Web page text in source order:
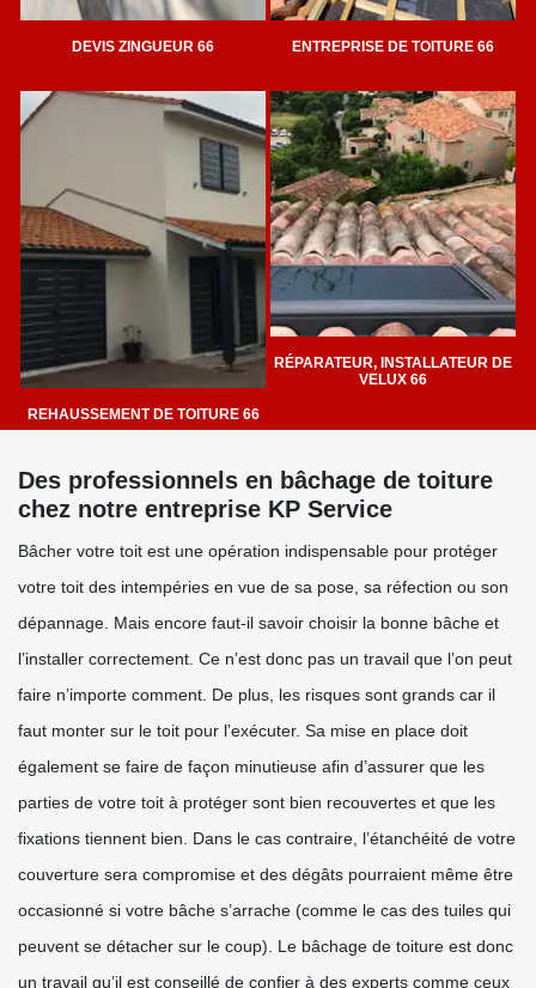
DEVIS ZINGUEUR 66 ENTREPRISE DE TOITURE 66
REHAUSSEMENT DE TOITURE 66
RÉPARATEUR, INSTALLATEUR DE
VELUX 66
Des professionnels en bâchage de toiture
chez notre entreprise KP Service
Bâcher votre toit est une opération indispensable pour protéger
votre toit des intempéries en vue de sa pose, sa réfection ou son
dépannage. Mais encore faut-il savoir choisir la bonne bâche et
l’installer correctement. Ce n’est donc pas un travail que l’on peut
faire n’importe comment. De plus, les risques sont grands car il
faut monter sur le toit pour l’exécuter. Sa mise en place doit
également se faire de façon minutieuse afin d’assurer que les
parties de votre toit à protéger sont bien recouvertes et que les
fixations tiennent bien. Dans le cas contraire, l’étanchéité de votre
couverture sera compromise et des dégâts pourraient même être
occasionné si votre bâche s’arrache (comme le cas des tuiles qui
peuvent se détacher sur le coup). Le bâchage de toiture est donc
un travail qu’il est conseillé de confier à des experts comme ceux